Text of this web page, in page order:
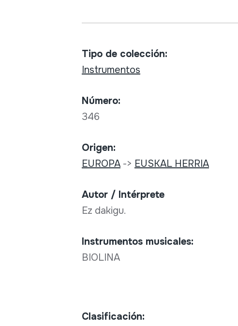
Tipo de colección:
Instrumentos
Número:
346
Origen:
EUROPA-> EUSKAL HERRIA
Autor / Intérprete
Ez dakigu.
Instrumentos musicales:
BIOLINA
Clasificación: